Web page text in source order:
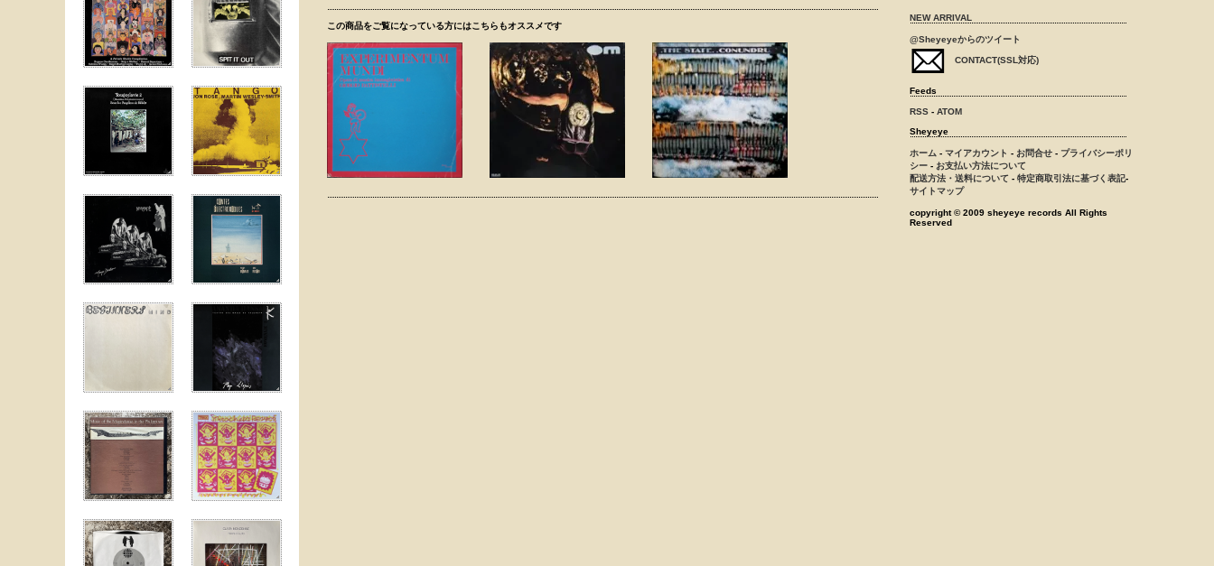
この商品をご覧になっている方にはこちらもオススメです
NEW ARRIVAL
@Sheyeyeからのツイート
CONTACT(SSL対応)
Feeds
RSS - ATOM
Sheyeye
ホーム - マイアカウント - お問合せ - プライバシーポリ
シー - お支払い方法について
配送方法・送料について - 特定商取引法に基づく表記-
サイトマップ
copyright © 2009 sheyeye records All Rights
Reserved